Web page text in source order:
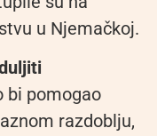
u Njemačkoj.
bi pomogao
razdoblju,